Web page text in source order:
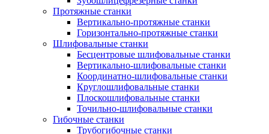
Протяжные станки
Вертикально-протяжные станки
Горизонтально-протяжные станки
Шлифовальные станки
Бесцентровые шлифовальные станки
Вертикально-шлифовальные станки
Координатно-шлифовальные станки
Круглошлифовальные станки
Плоскошлифовальные станки
Точильно-шлифовальные станки
Гибочные станки
Трубогибочные станки